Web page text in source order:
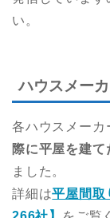
い。
ハウスメー
各ハウスメーカ
際に平屋を建
ました。
詳細は平屋間取